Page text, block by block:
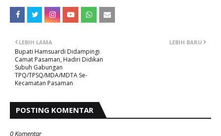
LEBIH BARU
LEBIH LAMA
Bupati Hamsuardi Didampingi
Camat Pasaman, Hadiri Didikan
Subuh Gabungan
TPQ/TPSQ/MDA/MDTA Se-
Kecamatan Pasaman
POSTING KOMENTAR
0 Komentar